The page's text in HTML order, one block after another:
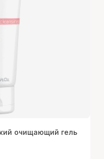
очищающий гель